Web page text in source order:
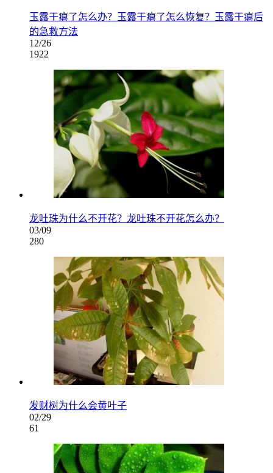
玉露干瘪了怎么办？玉露干瘪了怎么恢复？玉露干瘪后
的急救方法
12/26
1922
龙吐珠为什么不开花？龙吐珠不开花怎么办？
03/09
280
发财树为什么会黄叶子
02/29
61